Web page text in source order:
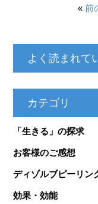
« 前
よく読まれて
カテゴリ
「生きる」の探求
お客様のご感想
ディゾルブピーリン
効果・効能